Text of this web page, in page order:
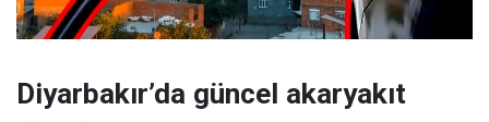
Diyarbakır’da güncel akaryakıt